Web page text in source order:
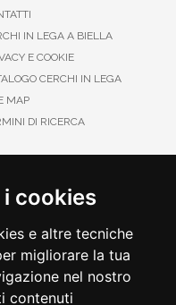
cookies
e altre tecniche
migliorare la tua
nel nostro
contenuti
IN LEGA A BIELLA
E COOKIE
CERCHI IN LEGA
MAP
DI RICERCA
DI CREDITO